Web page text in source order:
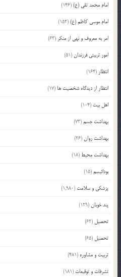
امام محمد تقی (ع)(146)
امام موسی کاظم (ع)(152)
امر به معروف و نهی از منکر (63)
امور تربیتی فرزندان(51)
انتظار (164)
انتظار از دیدگاه شخصیت ها (17)
اهل بیت (104)
بهداشت جسم(73)
بهداشت روان(26)
بهداشت محیط (18)
بودائیسم(15)
پزشکی و سلامت (1,980)
پند خوبان(129)
تحصیل (62)
تحصیل (65)
تربیت و مشاوره (481)
تشرفات و توقیعات (181)